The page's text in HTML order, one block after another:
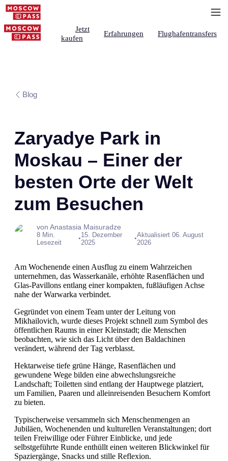
Jetzt
kaufen
Erfahrungen Flughafentransfers
Blog
Zaryadye Park in
Moskau – Einer der
besten Orte der Welt
zum Besuchen
von Anastasia Maisuradze
8 Min.
Lesezeit
•15. Dezember
2025
•Aktualisiert 06. August
2026
Am Wochenende einen Ausflug zu einem Wahrzeichen
unternehmen, das Wasserkanäle, erhöhte Rasenflächen und
Glas-Pavillons entlang einer kompakten, fußläufigen Achse
nahe der Warwarka verbindet.
Gegründet von einem Team unter der Leitung von
Mikhailovich, wurde dieses Projekt schnell zum Symbol des
öffentlichen Raums in einer Kleinstadt; die Menschen
beobachten, wie sich das Licht über den Baldachinen
verändert, während der Tag verblasst.
Hektarweise tiefe grüne Hänge, Rasenflächen und
gewundene Wege bilden eine abwechslungsreiche
Landschaft; Toiletten sind entlang der Hauptwege platziert,
um Familien, Paaren und alleinreisenden Besuchern Komfort
zu bieten.
Typischerweise versammeln sich Menschenmengen an
Jubiläen, Wochenenden und kulturellen Veranstaltungen; dort
teilen Freiwillige oder Führer Einblicke, und jede
selbstgeführte Runde enthüllt einen weiteren Blickwinkel für
Spaziergänge, Snacks und stille Reflexion.